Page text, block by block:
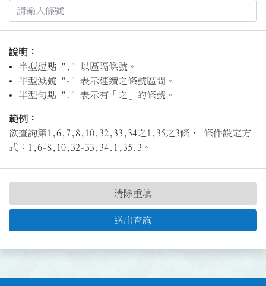
說明：
半型逗點 "," 以區隔條號。
半型減號 "-" 表示連續之條號區間。
半型句點 "." 表示有「之」的條號。
範例：
欲查詢第1,6,7,8,10,32,33,34之1,35之3條， 條件設定方
式：1,6-8,10,32-33,34.1,35.3。
送出查詢
清除重填